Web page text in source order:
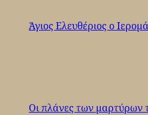
Άγιος Ελευθέριος ο
Οι πλάνες των μαρτύρων